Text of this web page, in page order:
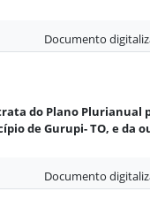
Documento
do Plano Plurianual
de Gurupi- TO, e da
Documento